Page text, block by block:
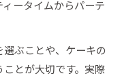
ータイムからパーテ
ぶことや、ケーキの
とが大切です。実際